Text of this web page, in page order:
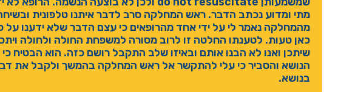
מתי ומדוע נכתב הדבר. ראש המחלקה סרב לדבר איתנו טלפונית
מהמחלקה נאמר לי על ידי אחד מהרופאים כי עצם הדבר שלא ידענו על
כאן טעות. לטענתו החלטה זו לרוב מסורה למשפחת החולה ולחולה
שיתכן ואנו לא הבנו אותם ובאיזו שלב התקבל רושם כזה. הוא הבטיח כי
הנושא והסביר כי עלי להתקשר אל ראש המחלקה בהמשך ולקבל את
בנושא.